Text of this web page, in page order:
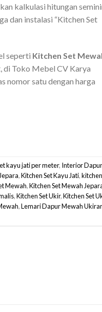
kalkulasi hitungan
dan instalasi “Kitchen Set
seperti Kitchen Set
di Toko Mebel CV Karya
nomor satu dengan harga
kayu jati per meter, Interior Dapur
,Kitchen Set Kayu Jati,
Mewah,Kitchen Set Mewah
,Kitchen Set Ukir,Kitchen Set
,Lemari Dapur Mewah